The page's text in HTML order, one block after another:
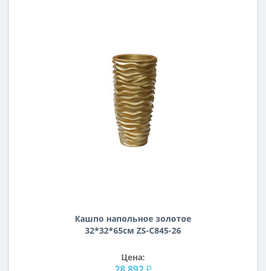
Кашпо напольное золотое
32*32*65см ZS-C845-26
Цена: